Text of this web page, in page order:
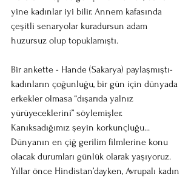
yine kadınlar iyi bilir. Annem kafasında
çeşitli senaryolar kuradursun adam
huzursuz olup topuklamıştı.
Bir ankette - Hande (Sakarya) paylaşmıştı-
kadınların çoğunluğu, bir gün için dünyada
erkekler olmasa “dışarıda yalnız
yürüyeceklerini” söylemişler.
Kanıksadığımız şeyin korkunçluğu...
Dünyanın en çiğ gerilim filmlerine konu
olacak durumları günlük olarak yaşıyoruz.
Yıllar önce Hindistan’dayken, Avrupalı kadın